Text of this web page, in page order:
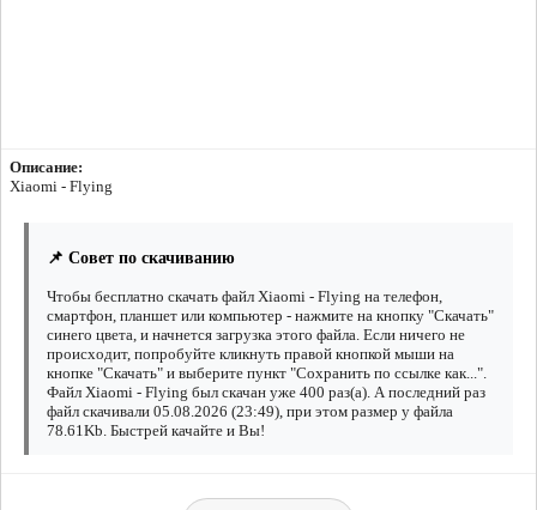
Описание:
Xiaomi - Flying
📌 Совет по скачиванию
Чтобы бесплатно скачать файл Xiaomi - Flying на телефон,
смартфон, планшет или компьютер - нажмите на кнопку "Скачать"
синего цвета, и начнется загрузка этого файла. Если ничего не
происходит, попробуйте кликнуть правой кнопкой мыши на
кнопке "Скачать" и выберите пункт "Сохранить по ссылке как...".
Файл Xiaomi - Flying был скачан уже 400 раз(а). А последний раз
файл скачивали 05.08.2026 (23:49), при этом размер у файла
78.61Kb. Быстрей качайте и Вы!